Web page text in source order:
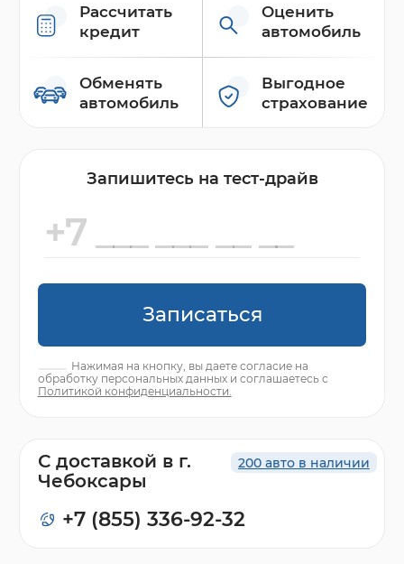
Рассчитать
кредит
Оценить
автомобиль
Обменять
автомобиль
Выгодное
страхование
Запишитесь на тест-драйв
Записаться
Нажимая на кнопку, вы даете согласие на
обработку персональных данных и соглашаетесь с
Политикой конфиденциальности.
200 авто в наличии
С доставкой в г.
Чебоксары
+7 (855) 336-92-32